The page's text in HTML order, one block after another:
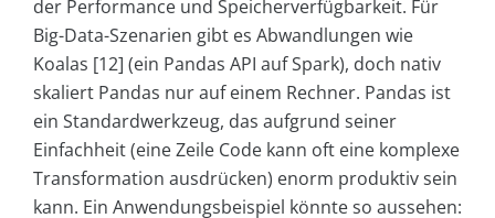
der Performance und Speicherverfügbarkeit. Für
Big-Data-Szenarien gibt es Abwandlungen wie
Koalas [12] (ein Pandas API auf Spark), doch nativ
skaliert Pandas nur auf einem Rechner. Pandas ist
ein Standardwerkzeug, das aufgrund seiner
Einfachheit (eine Zeile Code kann oft eine komplexe
Transformation ausdrücken) enorm produktiv sein
kann. Ein Anwendungsbeispiel könnte so aussehen: